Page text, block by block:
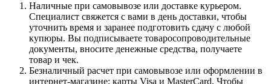
Наличные при самовывозе или доставке курьером.
Специалист свяжется с вами в день доставки, чтобы
уточнить время и заранее подготовить сдачу с любой
купюры. Вы подписываете товаросопроводительные
документы, вносите денежные средства, получаете
товар и чек.
Безналичный расчет при самовывозе или оформлении в
интернет-магазине: карты Visa и MasterCard. Чтобы